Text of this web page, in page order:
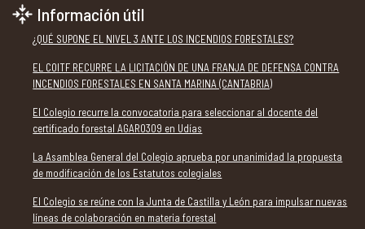
Información útil
¿QUÉ SUPONE EL NIVEL 3 ANTE LOS INCENDIOS FORESTALES?
EL COITF RECURRE LA LICITACIÓN DE UNA FRANJA DE DEFENSA CONTRA
INCENDIOS FORESTALES EN SANTA MARINA (CANTABRIA)
El Colegio recurre la convocatoria para seleccionar al docente del
certificado forestal AGAR0309 en Udías
La Asamblea General del Colegio aprueba por unanimidad la propuesta
de modificación de los Estatutos colegiales
El Colegio se reúne con la Junta de Castilla y León para impulsar nuevas
líneas de colaboración en materia forestal